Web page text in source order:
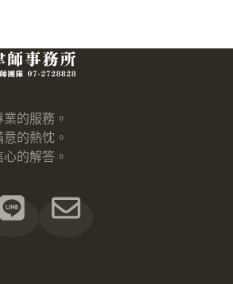
的服務。
的熱忱。
的解答。